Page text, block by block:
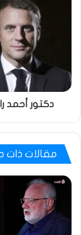
دكتور أحمد
مقالات ذات